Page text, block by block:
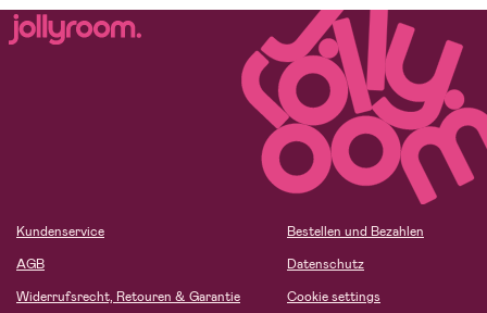
Kundenservice
AGB
Widerrufsrecht, Retouren & Garantie
Bestellen und Bezahlen
Datenschutz
Cookie settings